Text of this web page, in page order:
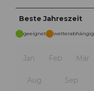
Beste Jahreszeit
geeignet wetterabhängig
Jan Feb Mär
Aug Sep